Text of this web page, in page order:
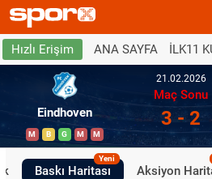
Hızlı Erişim ANA SAYFA İLK11
Eindhoven
M B G M M
21.02.2026
Maç Sonu
3 - 2
Baskı Haritası
Yeni
Aksiyon